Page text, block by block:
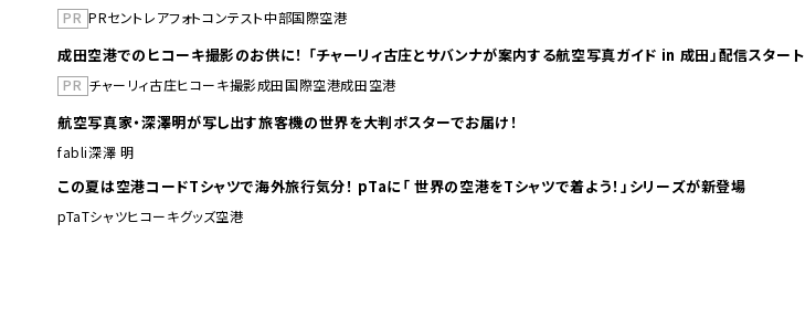
PR PRセントレアフォトコンテスト中部国際空港
成田空港でのヒコーキ撮影のお供に！ 「チャーリィ古庄とサバンナが案内する航空写真ガイド in 成田」配信スタート
PR チャーリィ古庄ヒコーキ撮影成田国際空港成田空港
航空写真家・深澤明が写し出す旅客機の世界を大判ポスターでお届け！
fabli深澤 明
この夏は空港コードTシャツで海外旅行気分！ pTaに「 世界の空港をTシャツで着よう！」シリーズが新登場
pTaTシャツヒコーキグッズ空港